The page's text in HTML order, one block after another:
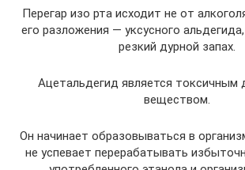
Перегар изо рта исходит не от
его разложения — уксусного
резкий дурной запах.
Ацетальдегид является токсичным
веществом.
Он начинает образовываться в
не успевает перерабатывать